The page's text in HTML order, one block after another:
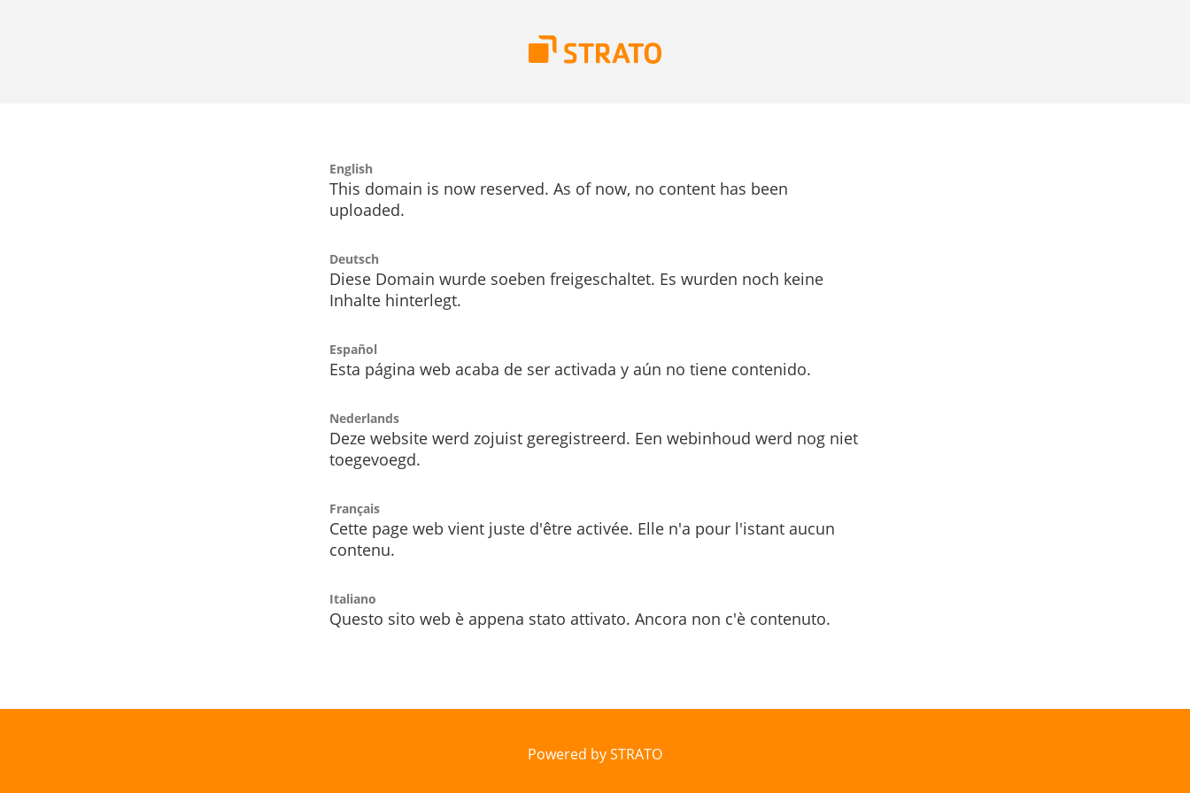
English
This domain is now reserved. As of now, no content has been
uploaded.
Deutsch
Diese Domain wurde soeben freigeschaltet. Es wurden noch keine
Inhalte hinterlegt.
Español
Esta página web acaba de ser activada y aún no tiene contenido.
Nederlands
Deze website werd zojuist geregistreerd. Een webinhoud werd nog niet
toegevoegd.
Français
Cette page web vient juste d'être activée. Elle n'a pour l'istant aucun
contenu.
Italiano
Questo sito web è appena stato attivato. Ancora non c'è contenuto.
Powered by STRATO